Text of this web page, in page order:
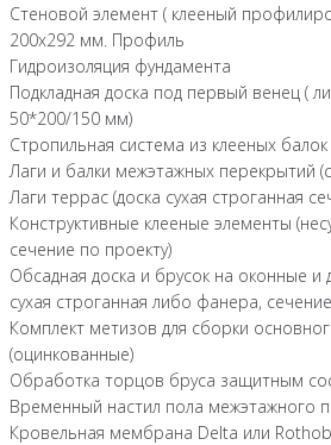
Стеновой элемент ( клееный
200х292 мм. Профиль
Гидроизоляция фундамента
Подкладная доска под первый венец (
50*200/150 мм)
Стропильная система из клееных
Лаги и балки межэтажных перекрытий
Лаги террас (доска сухая строганная
Конструктивные клееные элементы
сечение по проекту)
Обсадная доска и брусок на оконные
сухая строганная либо фанера,
Комплект метизов для сборки
(оцинкованные)
Обработка торцов бруса защитным
Временный настил пола межэтажного
Кровельная мембрана Delta или